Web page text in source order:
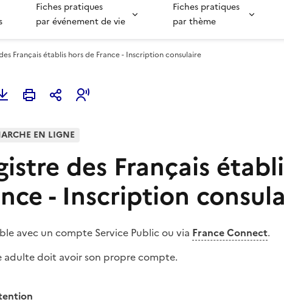
Fiches pratiques
par événement de vie
Fiches pratiques
par thème
Français établis hors de France - Inscription consulaire
à mes favoris
EN LIGNE
des Français
- Inscription
avec un compte Service Public ou via France Connect.
adulte doit avoir son propre compte.